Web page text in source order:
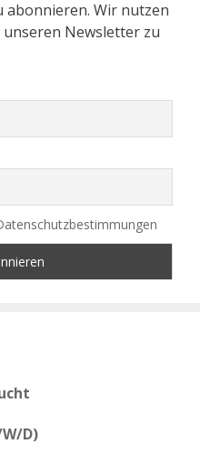
abonnieren. Wir nutzen
Newsletter zu
D)